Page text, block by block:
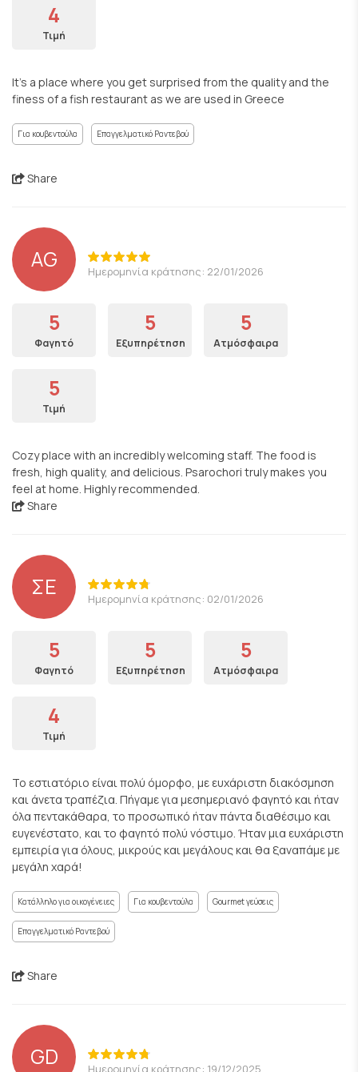
4
Τιμή
It’s a place where you get surprised from the quality and the
finess of a fish restaurant as we are used in Greece
Για κουβεντούλα Επαγγελματικό Ραντεβού
Share
AG Ημερομηνία κράτησης: 22/01/2026
5
Φαγητό
5
Εξυπηρέτηση
5
Ατμόσφαιρα
5
Τιμή
Cozy place with an incredibly welcoming staff. The food is
fresh, high quality, and delicious. Psarochori truly makes you
feel at home. Highly recommended.
Share
ΣΕ Ημερομηνία κράτησης: 02/01/2026
5
Φαγητό
5
Εξυπηρέτηση
5
Ατμόσφαιρα
4
Τιμή
Το εστιατόριο είναι πολύ όμορφο, με ευχάριστη διακόσμηση
και άνετα τραπέζια. Πήγαμε για μεσημεριανό φαγητό και ήταν
όλα πεντακάθαρα, το προσωπικό ήταν πάντα διαθέσιμο και
ευγενέστατο, και το φαγητό πολύ νόστιμο. Ήταν μια ευχάριστη
εμπειρία για όλους, μικρούς και μεγάλους και θα ξαναπάμε με
μεγάλη χαρά!
Κατάλληλο για οικογένειες Για κουβεντούλα Gourmet γεύσεις
Επαγγελματικό Ραντεβού
Share
GD Ημερομηνία κράτησης: 19/12/2025